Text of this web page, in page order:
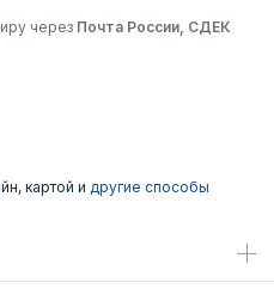
через Почта России, СДЕК
картой и другие способы